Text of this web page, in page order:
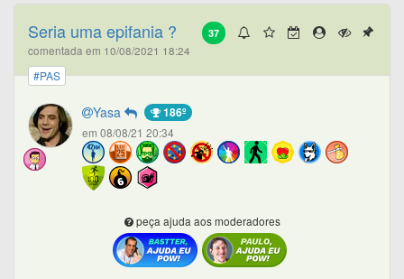
37
Seria uma epifania ?
comentada em 10/08/2021 18:24
#PAS
Yasa 186º
em 08/08/21 20:34
peça ajuda aos moderadores